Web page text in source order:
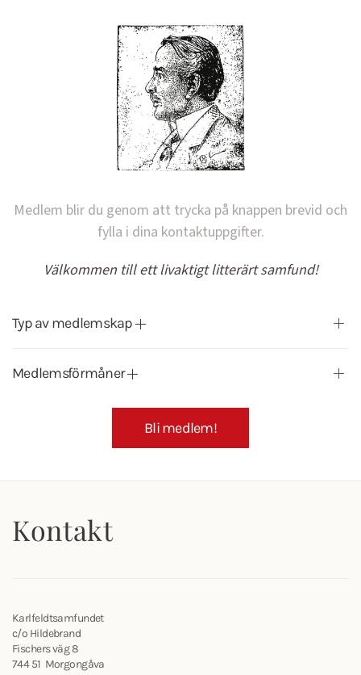
Medlem blir du genom att trycka på knappen brevid och
fylla i dina kontaktuppgifter.
Välkommen till ett livaktigt litterärt samfund!
Typ av medlemskap
Medlemsförmåner
Bli medlem!
Kontakt
Karlfeldtsamfundet
c/o Hildebrand
Fischers väg 8
744 51 Morgongåva